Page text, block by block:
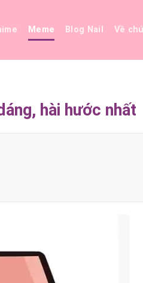
Meme Blog Nail Về
hài hước nhất